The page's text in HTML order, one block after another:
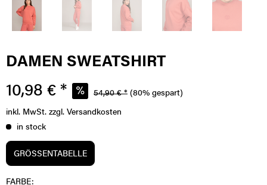
DAMEN SWEATSHIRT
10,98 € * 54,90 € * (80% gespart)
inkl. MwSt. zzgl. Versandkosten
in stock
GRÖSSENTABELLE
FARBE: